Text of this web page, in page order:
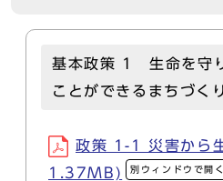
基本政策 1 生命を守
ことができるまちづくり
政策 1-1 災害から
1.37MB)
別ウィンドウで開く